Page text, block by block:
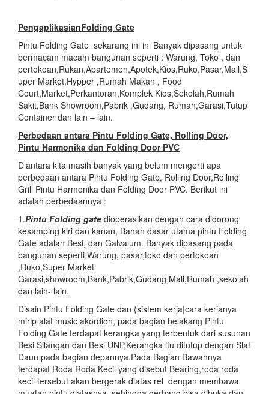
PengaplikasianFolding Gate
Pintu Folding Gate sekarang ini ini Banyak dipasang untuk
bermacam macam bangunan seperti : Warung, Toko , dan
pertokoan,Rukan,Apartemen,Apotek,Kios,Ruko,Pasar,Mall,S
uper Market,Hypper ,Rumah Makan , Food
Court,Market,Perkantoran,Komplek Kios,Sekolah,Rumah
Sakit,Bank Showroom,Pabrik ,Gudang, Rumah,Garasi,Tutup
Container dan lain – lain.
Perbedaan antara Pintu Folding Gate, Rolling Door,
Pintu Harmonika dan Folding Door PVC
Diantara kita masih banyak yang belum mengerti apa
perbedaan antara Pintu Folding Gate, Rolling Door,Rolling
Grill Pintu Harmonika dan Folding Door PVC. Berikut ini
adalah perbedaannya :
1.Pintu Folding gate dioperasikan dengan cara didorong
kesamping kiri dan kanan, Bahan dasar utama pintu Folding
Gate adalan Besi, dan Galvalum. Banyak dipasang pada
bangunan seperti Warung, pasar,toko dan pertokoan
,Ruko,Super Market
Garasi,showroom,Bank,Pabrik,Gudang,Mall,Rumah ,sekolah
dan lain- lain.
Disain Pintu Folding Gate dan {sistem kerja|cara kerjanya
mirip alat music akordion, pada bagian belakang Pintu
Folding Gate terdapat kerangka yang terbentuk dari susunan
Besi Silangan dan Besi UNP,Kerangka itu ditutup dengan Slat
Daun pada bagian depannya.Pada Bagian Bawahnya
terdapat Roda Roda Kecil yang disebut Bearing,roda roda
kecil tersebut akan bergerak diatas rel dengan membawa